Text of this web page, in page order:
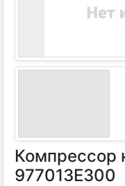
Компрессор
977013E300